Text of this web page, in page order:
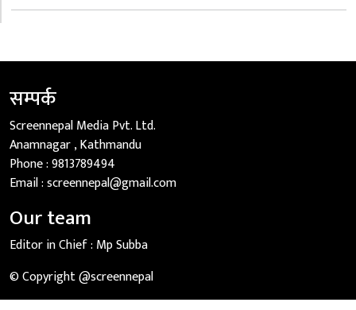
सम्पर्क
Screennepal Media Pvt. Ltd.
Anamnagar , Kathmandu
Phone :9813789494
Email :screennepal@gmail.com
Our team
Editor in Chief : Mp Subba
© Copyright @screennepal